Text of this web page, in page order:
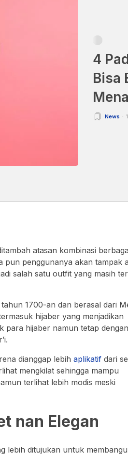
4
Bisa
News
atasan kombinasi
pun penggunanya akan tampak
salah satu outfit yang masih
1700-an dan berasal dari
hijaber yang menjadikan
para hijaber namun tetap dengan
dianggap lebih aplikatif dari
mengkilat sehingga mampu
terlihat lebih modis meski
nan Elegan
lebih ditujukan untuk